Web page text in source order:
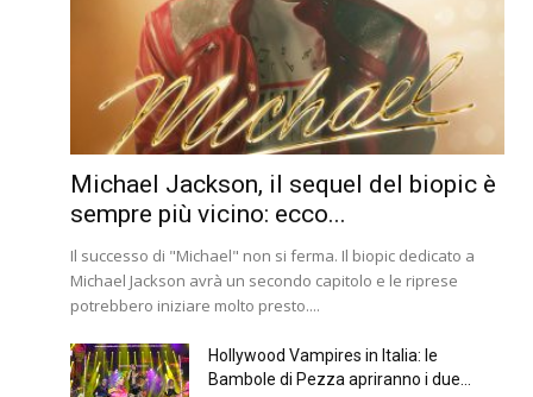
Michael Jackson, il sequel del biopic è
sempre più vicino: ecco...
Il successo di "Michael" non si ferma. Il biopic dedicato a
Michael Jackson avrà un secondo capitolo e le riprese
potrebbero iniziare molto presto....
Hollywood Vampires in Italia: le
Bambole di Pezza apriranno i due...